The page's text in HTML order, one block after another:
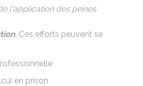
l'application des peines.
. Ces efforts peuvent se
en prison